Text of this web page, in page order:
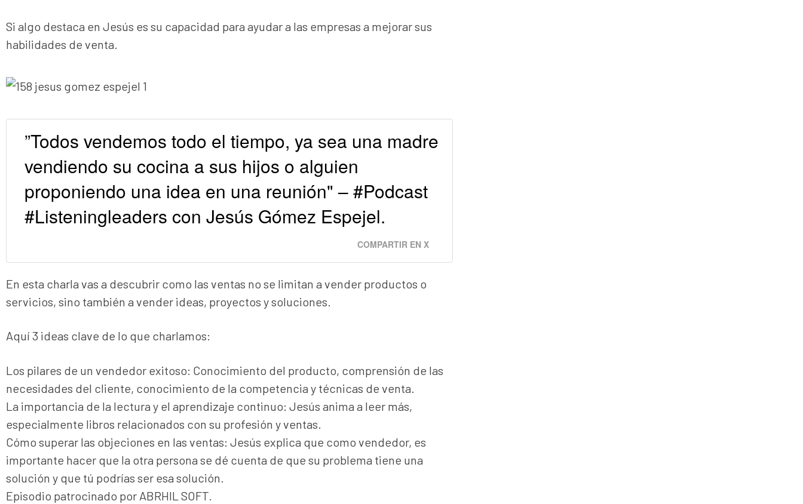
Si algo destaca en Jesús es su capacidad para ayudar a las empresas a mejorar sus
habilidades de venta.
”Todos vendemos todo el tiempo, ya sea una madre
vendiendo su cocina a sus hijos o alguien
proponiendo una idea en una reunión" – #Podcast
#Listeningleaders con Jesús Gómez Espejel.
COMPARTIR EN X
En esta charla vas a descubrir como las ventas no se limitan a vender productos o
servicios, sino también a vender ideas, proyectos y soluciones.
Aquí 3 ideas clave de lo que charlamos:
Los pilares de un vendedor exitoso: Conocimiento del producto, comprensión de las
necesidades del cliente, conocimiento de la competencia y técnicas de venta.
La importancia de la lectura y el aprendizaje continuo: Jesús anima a leer más,
especialmente libros relacionados con su profesión y ventas.
Cómo superar las objeciones en las ventas: Jesús explica que como vendedor, es
importante hacer que la otra persona se dé cuenta de que su problema tiene una
solución y que tú podrías ser esa solución.
Episodio patrocinado por ABRHIL SOFT.